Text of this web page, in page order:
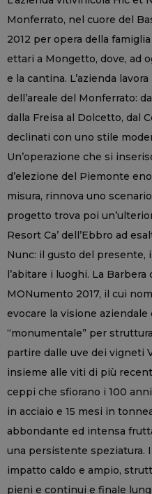
Monferrato, nel cuore del
2012 per opera della
ettari a Mongetto, dove, ad
e la cantina. L’azienda
dell’areale del Monferrato:
dalla Freisa al Dolcetto, dal
declinati con uno stile
Un’operazione che si
d’elezione del Piemonte
misura, rinnova uno
progetto trova poi
Resort Ca’ dell’Ebbro ad
Nunc: il gusto del presente,
l’abitare i luoghi. La
MONumento 2017, il cui
evocare la visione
“monumentale” per
partire dalle uve dei vigneti
insieme alle viti di più
ceppi che sfiorano i 100
in acciaio e 15 mesi in
abbondante ed intensa
una persistente speziatura.
impatto caldo e ampio,
pieni e continui e finale